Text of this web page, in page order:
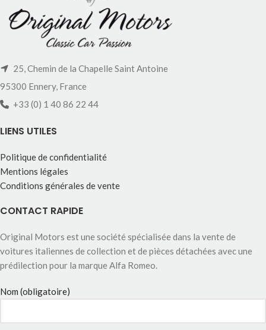
25, Chemin de la Chapelle Saint Antoine
95300 Ennery, France
+33 (0) 1 40 86 22 44
LIENS UTILES
Politique de confidentialité
Mentions légales
Conditions générales de vente
CONTACT RAPIDE
Original Motors est une société spécialisée dans la vente de
voitures italiennes de collection et de pièces détachées avec une
prédilection pour la marque Alfa Romeo.
Nom (obligatoire)